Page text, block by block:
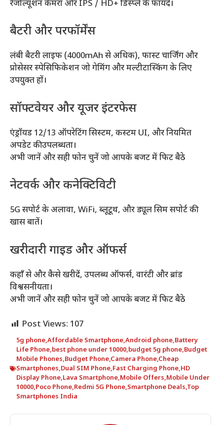
रेजोल्यूशन कैमरा और IPS / HD+ डिस्प्ले के फायदे।
बैटरी और परफॉर्मेंस
लंबी बैटरी लाइफ (4000mAh से अधिक), फास्ट चार्जिंग और
प्रोसेसर स्पेसिफिकेशन जो गेमिंग और मल्टीटास्किंग के लिए
उपयुक्त हों।
सॉफ्टवेयर और यूजर इंटरफेस
एंड्रॉयड 12/13 ऑपरेटिंग सिस्टम, कस्टम UI, और नियमित
अपडेट की उपलब्धता।
अभी जानें और सही फोन चुनें जो आपके बजट में फिट बैठे
नेटवर्क और कनेक्टिविटी
5G सपोर्ट के अलावा, WiFi, ब्लूटूथ, और ड्यूल सिम सपोर्ट की
खास बातें।
खरीदारी गाइड और ऑफर्स
कहाँ से और कैसे खरीदें, उपलब्ध ऑफर्स, वारंटी और ब्रांड
विश्वसनीयता।
अभी जानें और सही फोन चुनें जो आपके बजट में फिट बैठे
Post Views: 107
5g phone,Affordable Smartphone,Android phone,Battery
Life Phone,best phone under 10000,budget 5g phone,Budget
Mobile Phones,Budget Phone,Camera Phone,Cheap
Smartphones,Dual SIM Phone,Fast Charging Phone,HD
Display Phone,Lava Smartphone,Mobile Offers,Mobile Under
10000,Poco Phone,Redmi 5G Phone,Smartphone Deals,Top
Smartphones India